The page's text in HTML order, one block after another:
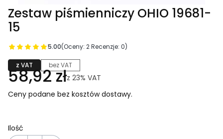
Zestaw piśmienniczy OHIO 19681-
15
5.00(Oceny: 2 Recenzje: 0)
z VAT bez VAT
58,92 złz 23% VAT
Ceny podane bez kosztów dostawy.
Ilość